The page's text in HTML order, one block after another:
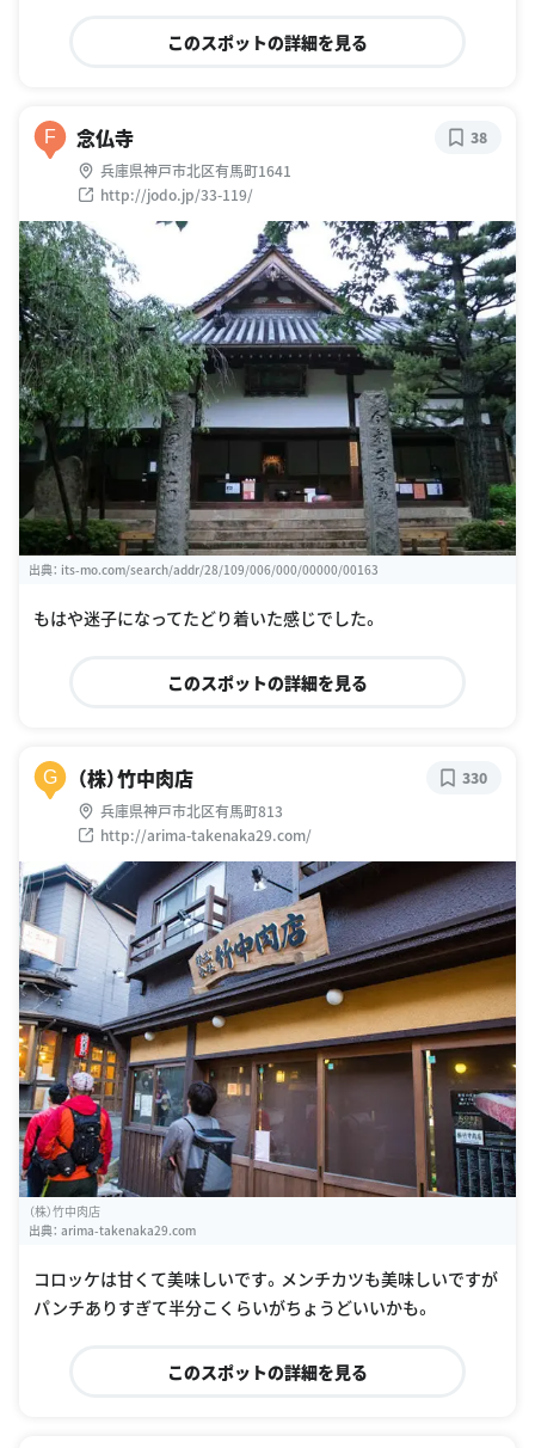
このスポットの詳細を見る
F 念仏寺
兵庫県神戸市北区有馬町1641
http://jodo.jp/33-119/
38
出典： its-mo.com/search/addr/28/109/006/000/00000/00163
もはや迷子になってたどり着いた感じでした。
このスポットの詳細を見る
G （株）竹中肉店
兵庫県神戸市北区有馬町813
http://arima-takenaka29.com/
330
（株）竹中肉店
出典： arima-takenaka29.com
コロッケは甘くて美味しいです。メンチカツも美味しいですが
パンチありすぎて半分こくらいがちょうどいいかも。
このスポットの詳細を見る